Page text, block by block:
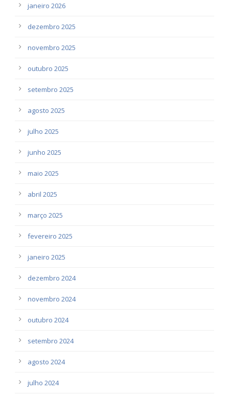
janeiro 2026
dezembro 2025
novembro 2025
outubro 2025
setembro 2025
agosto 2025
julho 2025
junho 2025
maio 2025
abril 2025
março 2025
fevereiro 2025
janeiro 2025
dezembro 2024
novembro 2024
outubro 2024
setembro 2024
agosto 2024
julho 2024